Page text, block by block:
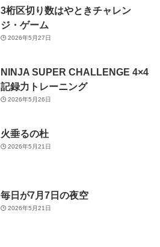
3桁区切り数はやときチャレン
ジ・ゲーム
2026年5月27日
NINJA SUPER CHALLENGE 4×4
記録力トレーニング
2026年5月26日
火垂るの杜
2026年5月21日
毎日が7月7日の夜空
2026年5月21日